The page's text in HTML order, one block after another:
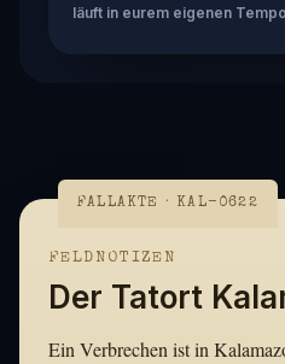
läuft in eurem eigenen
FALLAKTE · KAL-0622
FELDNOTIZEN
Der Tatort
Ein Verbrechen ist in